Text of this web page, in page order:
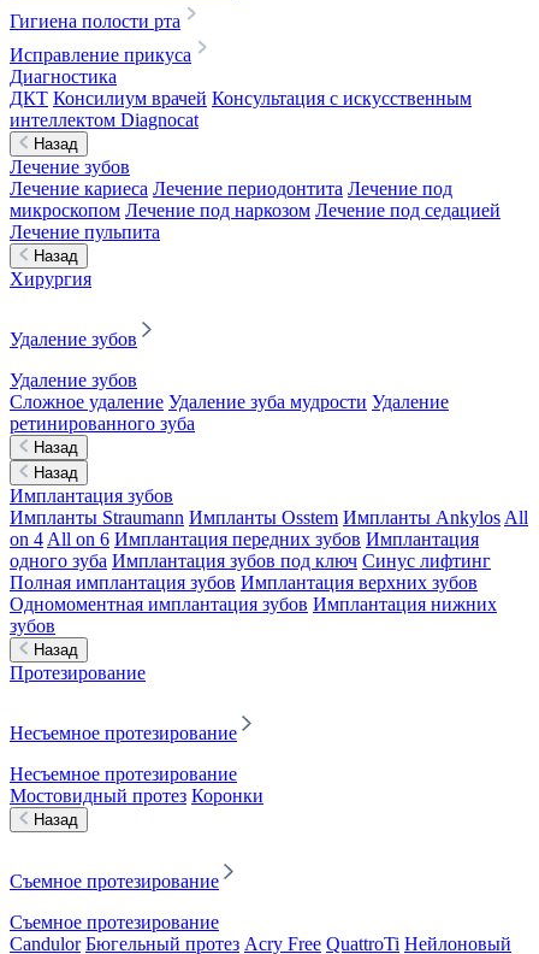
Гигиена полости рта
Исправление прикуса
Диагностика
ДКТ Консилиум врачей Консультация с искусственным
интеллектом Diagnocat
Назад
Лечение зубов
Лечение кариеса Лечение периодонтита Лечение под
микроскопом Лечение под наркозом Лечение под седацией
Лечение пульпита
Назад
Хирургия
Удаление зубов
Удаление зубов
Сложное удаление Удаление зуба мудрости Удаление
ретинированного зуба
Назад
Назад
Имплантация зубов
Импланты Straumann Импланты Osstem Импланты Ankylos All
on 4 All on 6 Имплантация передних зубов Имплантация
одного зуба Имплантация зубов под ключ Синус лифтинг
Полная имплантация зубов Имплантация верхних зубов
Одномоментная имплантация зубов Имплантация нижних
зубов
Назад
Протезирование
Несъемное протезирование
Несъемное протезирование
Мостовидный протез Коронки
Назад
Съемное протезирование
Съемное протезирование
Candulor Бюгельный протез Acry Free QuattroTi Нейлоновый